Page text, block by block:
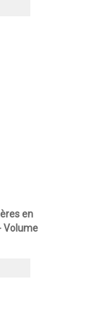
en
Volume